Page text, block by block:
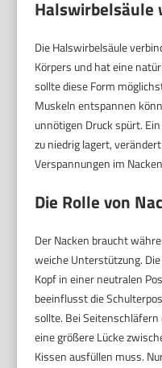
Halswirbelsäule
Die Halswirbelsäule
Körpers und hat eine
sollte diese Form
Muskeln entspannen
unnötigen Druck spürt.
zu niedrig lagert,
Verspannungen im
Die Rolle von
Der Nacken braucht
weiche Unterstützung.
Kopf in einer neutralen
beeinflusst die
sollte. Bei
eine größere Lücke
Kissen ausfüllen muss.